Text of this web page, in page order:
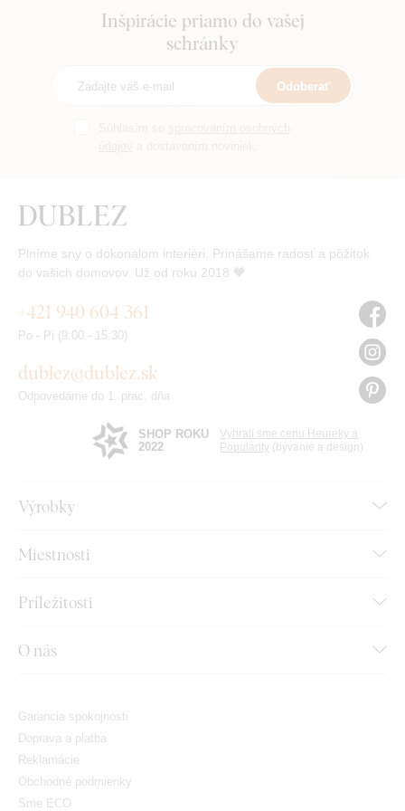
Inšpirácie priamo do vašej
schránky
Odoberať
Plníme sny o dokonalom interiéri. Prinášame radosť a pôžitok
do vašich domovov. Už od roku 2018 🧡
Výrobky
Miestnosti
Príležitosti
O nás
+421 940 604 361
Po - Pi (9:00 - 15:30)
dublez@dublez.sk
Odpovedáme do 1. prac. dňa
SHOP ROKU
2022
Vyhrali sme cenu Heureky a
Popularity (bývanie a design)
Garancia spokojnosti
Doprava a platba
Reklamácie
Obchodné podmienky
Sme ECO